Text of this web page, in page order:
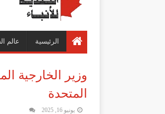
الرئيسية عالم
وزير الخارجية
المتحدة
يونيو 16, 2025